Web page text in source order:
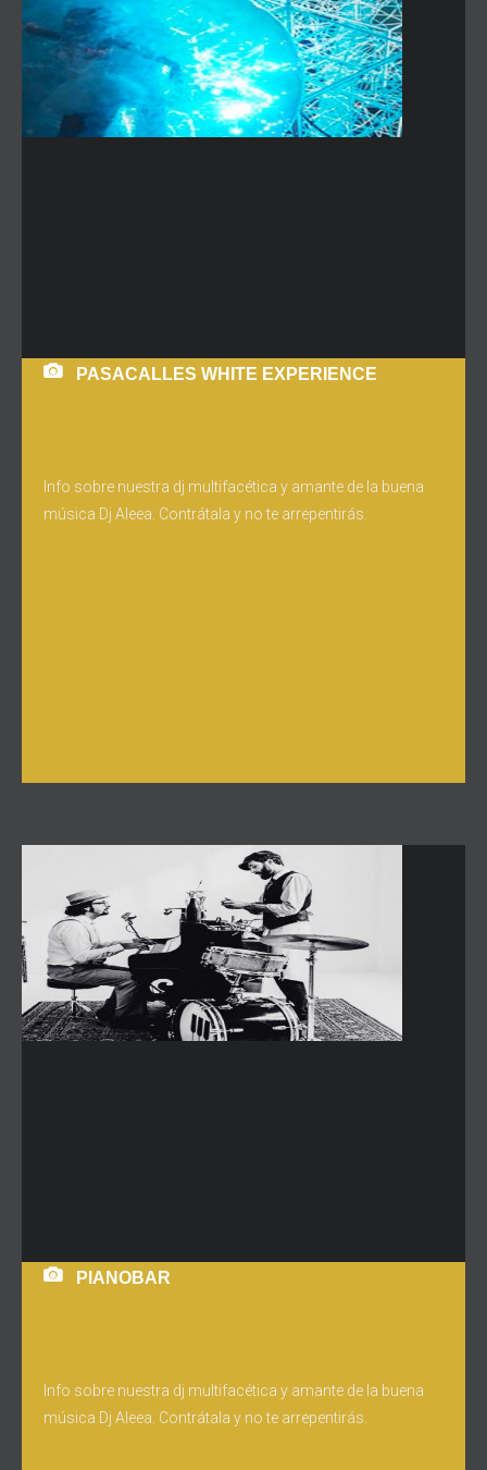
PASACALLES WHITE EXPERIENCE
Info sobre nuestra dj multifacética y amante de la buena
música Dj Aleea. Contrátala y no te arrepentirás.
PIANOBAR
Info sobre nuestra dj multifacética y amante de la buena
música Dj Aleea. Contrátala y no te arrepentirás.